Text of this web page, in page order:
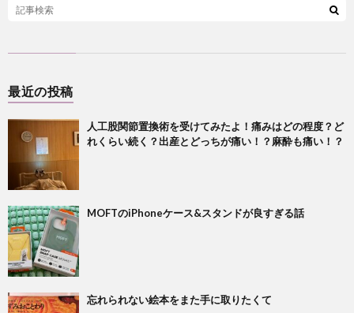
最近の投稿
人工股関節置換術を受けてみたよ！痛みはどの程度？ど
れくらい続く？出産とどっちが痛い！？麻酔も痛い！？
MOFTのiPhoneケース&スタンドが良すぎる話
忘れられない絵本をまた手に取りたくて